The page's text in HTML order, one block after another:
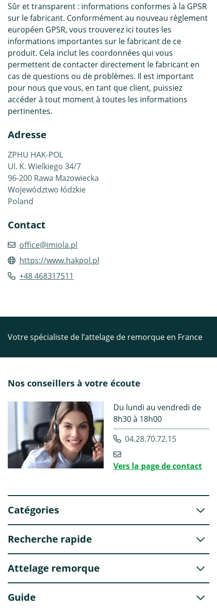
Sûr et transparent : informations conformes à la GPSR
sur le fabricant. Conformément au nouveau règlement
européen GPSR, vous trouverez ici toutes les
informations importantes sur le fabricant de ce
produit. Cela inclut les coordonnées qui vous
permettent de contacter directement le fabricant en
cas de questions ou de problèmes. Il est important
pour nous que vous, en tant que client, puissiez
accéder à tout moment à toutes les informations
pertinentes.
Adresse
ZPHU HAK-POL
Ul. K. Wielkiego 34/7
96-200 Rawa Mazowiecka
Województwo łódzkie
Poland
Contact
office@imiola.pl
https://www.hakpol.pl
+48 468317511
Votre spécialiste de l’attelage de remorque en France
Nos conseillers à votre écoute
Du lundi au vendredi de
8h30 à 18h00
04.28.70.72.15
Vers la page de contact
Catégories
Recherche rapide
Attelage remorque
Guide